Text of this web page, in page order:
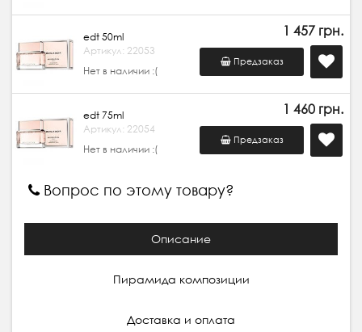
edt 50ml
Артикул: 22053
Нет в наличии :(
1 457 грн.
Предзаказ
edt 75ml
Артикул: 22054
Нет в наличии :(
1 460 грн.
Предзаказ
Вопрос по этому товару?
Описание
Пирамида композиции
Доставка и оплата